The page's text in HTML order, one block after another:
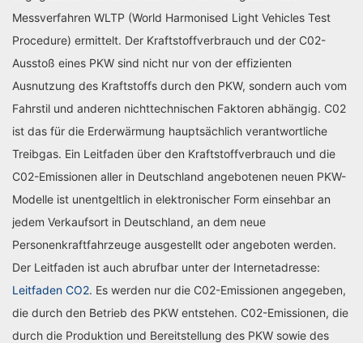
Messverfahren WLTP (World Harmonised Light Vehicles Test
Procedure) ermittelt. Der Kraftstoffverbrauch und der C02-
Ausstoß eines PKW sind nicht nur von der effizienten
Ausnutzung des Kraftstoffs durch den PKW, sondern auch vom
Fahrstil und anderen nichttechnischen Faktoren abhängig. C02
ist das für die Erderwärmung hauptsächlich verantwortliche
Treibgas. Ein Leitfaden über den Kraftstoffverbrauch und die
C02-Emissionen aller in Deutschland angebotenen neuen PKW-
Modelle ist unentgeltlich in elektronischer Form einsehbar an
jedem Verkaufsort in Deutschland, an dem neue
Personenkraftfahrzeuge ausgestellt oder angeboten werden.
Der Leitfaden ist auch abrufbar unter der Internetadresse:
Leitfaden CO2. Es werden nur die C02-Emissionen angegeben,
die durch den Betrieb des PKW entstehen. C02-Emissionen, die
durch die Produktion und Bereitstellung des PKW sowie des